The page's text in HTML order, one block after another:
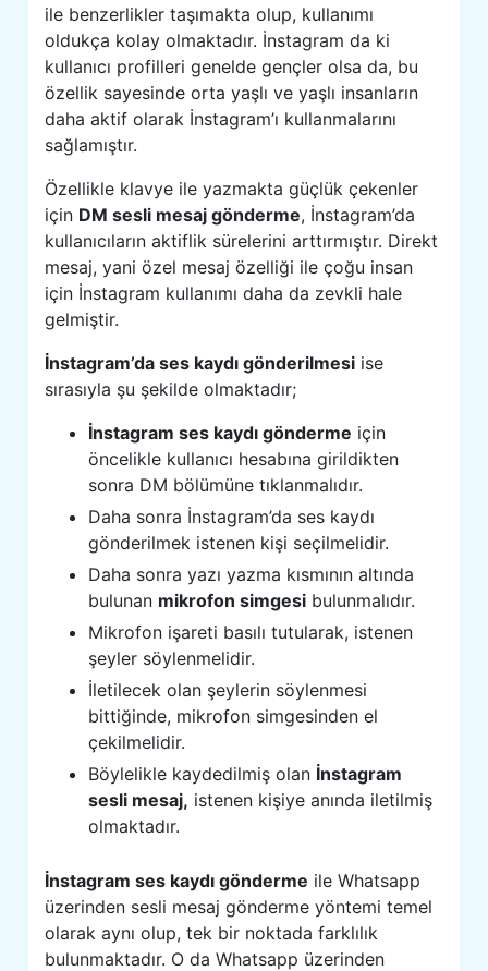
ile benzerlikler taşımakta olup, kullanımı
oldukça kolay olmaktadır. İnstagram da ki
kullanıcı profilleri genelde gençler olsa da, bu
özellik sayesinde orta yaşlı ve yaşlı insanların
daha aktif olarak İnstagram’ı kullanmalarını
sağlamıştır.
Özellikle klavye ile yazmakta güçlük çekenler
için DM sesli mesaj gönderme, İnstagram’da
kullanıcıların aktiflik sürelerini arttırmıştır. Direkt
mesaj, yani özel mesaj özelliği ile çoğu insan
için İnstagram kullanımı daha da zevkli hale
gelmiştir.
İnstagram’da ses kaydı gönderilmesi ise
sırasıyla şu şekilde olmaktadır;
İnstagram ses kaydı gönderme için
öncelikle kullanıcı hesabına girildikten
sonra DM bölümüne tıklanmalıdır.
Daha sonra İnstagram’da ses kaydı
gönderilmek istenen kişi seçilmelidir.
Daha sonra yazı yazma kısmının altında
bulunan mikrofon simgesi bulunmalıdır.
Mikrofon işareti basılı tutularak, istenen
şeyler söylenmelidir.
İletilecek olan şeylerin söylenmesi
bittiğinde, mikrofon simgesinden el
çekilmelidir.
Böylelikle kaydedilmiş olan İnstagram
sesli mesaj, istenen kişiye anında iletilmiş
olmaktadır.
İnstagram ses kaydı gönderme ile Whatsapp
üzerinden sesli mesaj gönderme yöntemi temel
olarak aynı olup, tek bir noktada farklılık
bulunmaktadır. O da Whatsapp üzerinden